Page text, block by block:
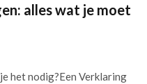
alles wat je moet
het nodig?Een Verklaring